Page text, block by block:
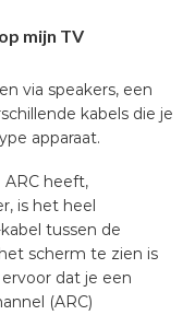
mijn TV
via speakers, een
kabels die je
apparaat.
ARC heeft,
is het heel
tussen de
scherm te zien is
dat je een
(ARC)